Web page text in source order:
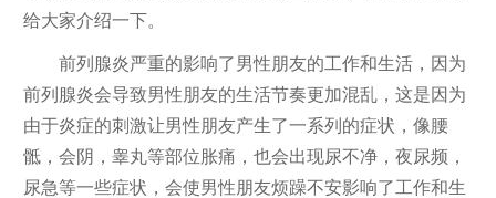
给大家介绍一下。
前列腺炎严重的影响了男性朋友的工作和生活，因为
前列腺炎会导致男性朋友的生活节奏更加混乱，这是因为
由于炎症的刺激让男性朋友产生了一系列的症状，像腰
骶，会阴，睾丸等部位胀痛，也会出现尿不净，夜尿频，
尿急等一些症状，会使男性朋友烦躁不安影响了工作和生